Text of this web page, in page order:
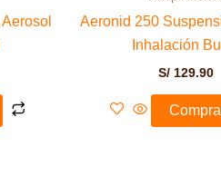
Aeronid 250
Inhalación
S/ 129.90